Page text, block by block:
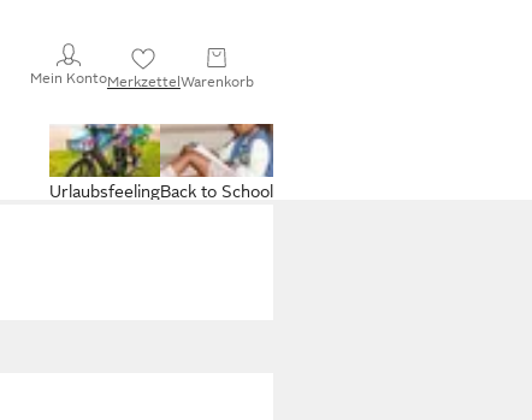
Mein KontoMerkzettelWarenkorb
Back to School
Urlaubsfeeling